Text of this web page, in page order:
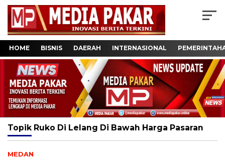
HOME BISNIS DAERAH INTERNASIONAL
Topik Ruko Di Lelang Di Bawah Harga Pasaran
MEDAN